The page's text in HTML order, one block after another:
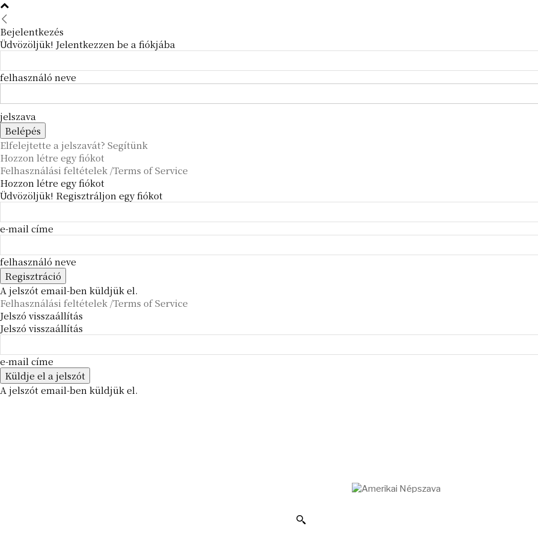
Bejelentkezés
Üdvözöljük! Jelentkezzen be a fiókjába
felhasználó neve
jelszava
Elfelejtette a jelszavát? Segítünk
Hozzon létre egy fiókot
Felhasználási feltételek /Terms of Service
Hozzon létre egy fiókot
Üdvözöljük! Regisztráljon egy fiókot
e-mail címe
felhasználó neve
A jelszót email-ben küldjük el.
Felhasználási feltételek /Terms of Service
Jelszó visszaállítás
Jelszó visszaállítás
e-mail címe
A jelszót email-ben küldjük el.